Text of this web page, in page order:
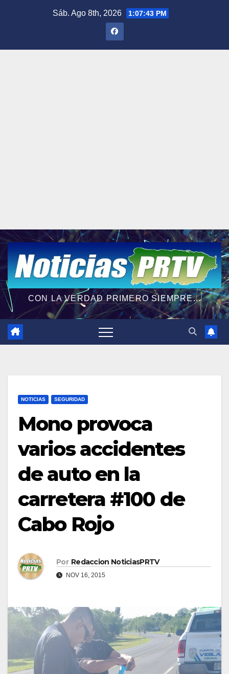
Sáb. Ago 8th, 2026 1:07:44 PM
CON LA VERDAD PRIMERO SIEMPRE...
NOTICIAS SEGURIDAD
Mono provoca
varios accidentes
de auto en la
carretera #100 de
Cabo Rojo
Por Redaccion NoticiasPRTV
NOV 16, 2015